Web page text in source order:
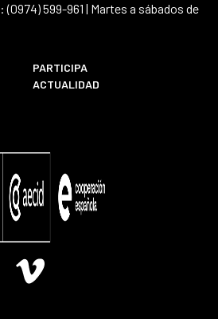
599-961 | Martes a sábados de
PARTICIPA
ACTUALIDAD
Vimeo